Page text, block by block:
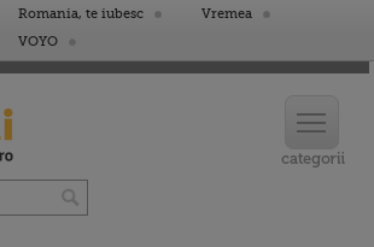
Romania, te iubesc
Vremea
VOYO